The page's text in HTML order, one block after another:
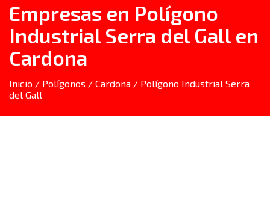
Empresas en Polígono
Industrial Serra del Gall en
Cardona
Inicio / Polígonos / Cardona / Polígono Industrial Serra
del Gall